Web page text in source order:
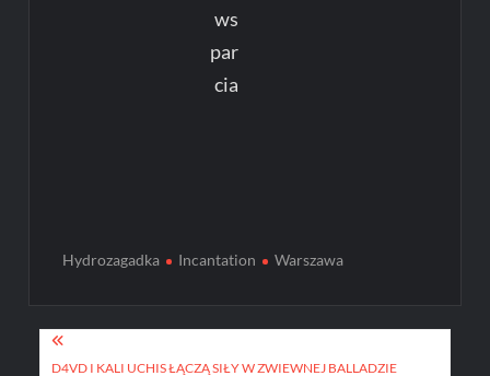
ws
par
cia
Hydrozagadka Incantation Warszawa
Post
D4VD I KALI UCHIS ŁĄCZĄ SIŁY W ZWIEWNEJ BALLADZIE